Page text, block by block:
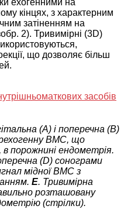
кінцях, з характерним
затіненням на
2). Тривимірні (3D)
що дозволяє більш
(A) і поперечна (B)
ВМС, що
в порожнині ендометрія.
(D) сонограми
мідної ВМС з
E. Тривимірна
розташовану
(стрілки).